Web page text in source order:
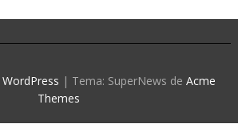
| Tema: SuperNews de Acme
Themes